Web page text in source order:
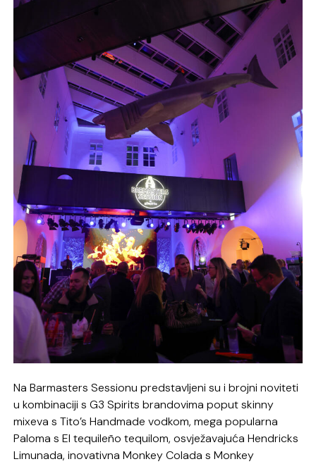
Na Barmasters Sessionu predstavljeni su i brojni noviteti
u kombinaciji s G3 Spirits brandovima poput skinny
mixeva s Tito’s Handmade vodkom, mega popularna
Paloma s El tequileño tequilom, osvježavajuća Hendricks
Limunada, inovativna Monkey Colada s Monkey